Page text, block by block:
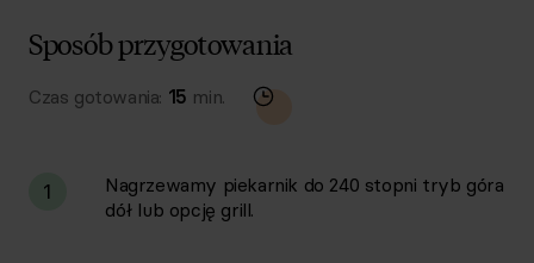
Sposób przygotowania
Czas gotowania: 15 min.
1
Nagrzewamy piekarnik do 240 stopni tryb góra
dół lub opcję grill.